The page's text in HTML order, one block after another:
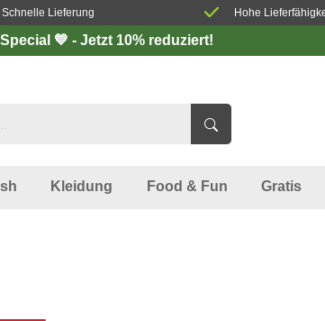
Schnelle Lieferung Hohe
💙 - Jetzt 10% reduziert!
Kleidung Food & Fun Gratis